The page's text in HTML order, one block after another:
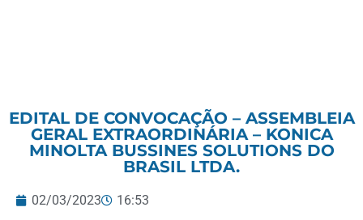
EDITAL DE CONVOCAÇÃO – ASSEMBLEIA
GERAL EXTRAORDINÁRIA – KONICA
MINOLTA BUSSINES SOLUTIONS DO
BRASIL LTDA.
02/03/2023 16:53